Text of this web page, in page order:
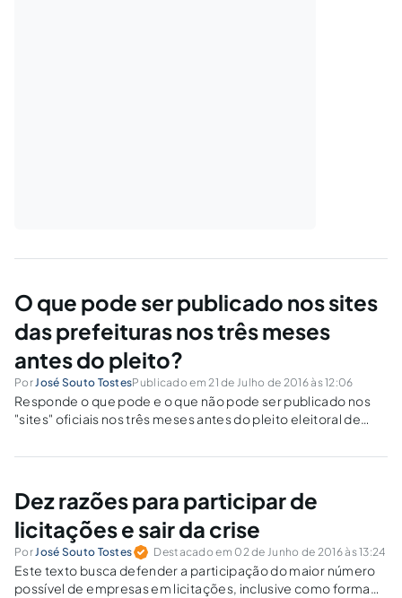
O que pode ser publicado nos sites
das prefeituras nos três meses
antes do pleito?
PorJosé Souto TostesPublicado em 21 de Julho de 2016 às 12:06
Responde o que pode e o que não pode ser publicado nos
"sites" oficiais nos três meses antes do pleito eleitoral de
Dez razões para participar de
licitações e sair da crise
PorJosé Souto Tostes Destacado em 02 de Junho de 2016 às 13:24
Este texto busca defender a participação do maior número
possível de empresas em licitações, inclusive como forma